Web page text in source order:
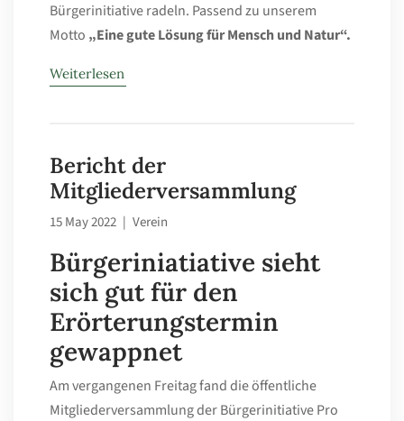
Bürgerinitiative radeln. Passend zu unserem
Motto „Eine gute Lösung für Mensch und Natur“.
Weiterlesen
Bericht der
Mitgliederversammlung
15 May 2022 | Verein
Bürgeriniatiative sieht
sich gut für den
Erörterungstermin
gewappnet
Am vergangenen Freitag fand die öffentliche
Mitgliederversammlung der Bürgerinitiative Pro